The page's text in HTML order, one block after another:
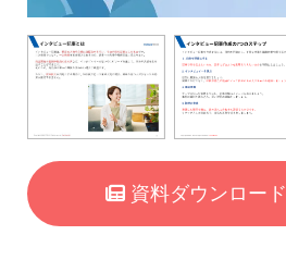
資料ダウンロード